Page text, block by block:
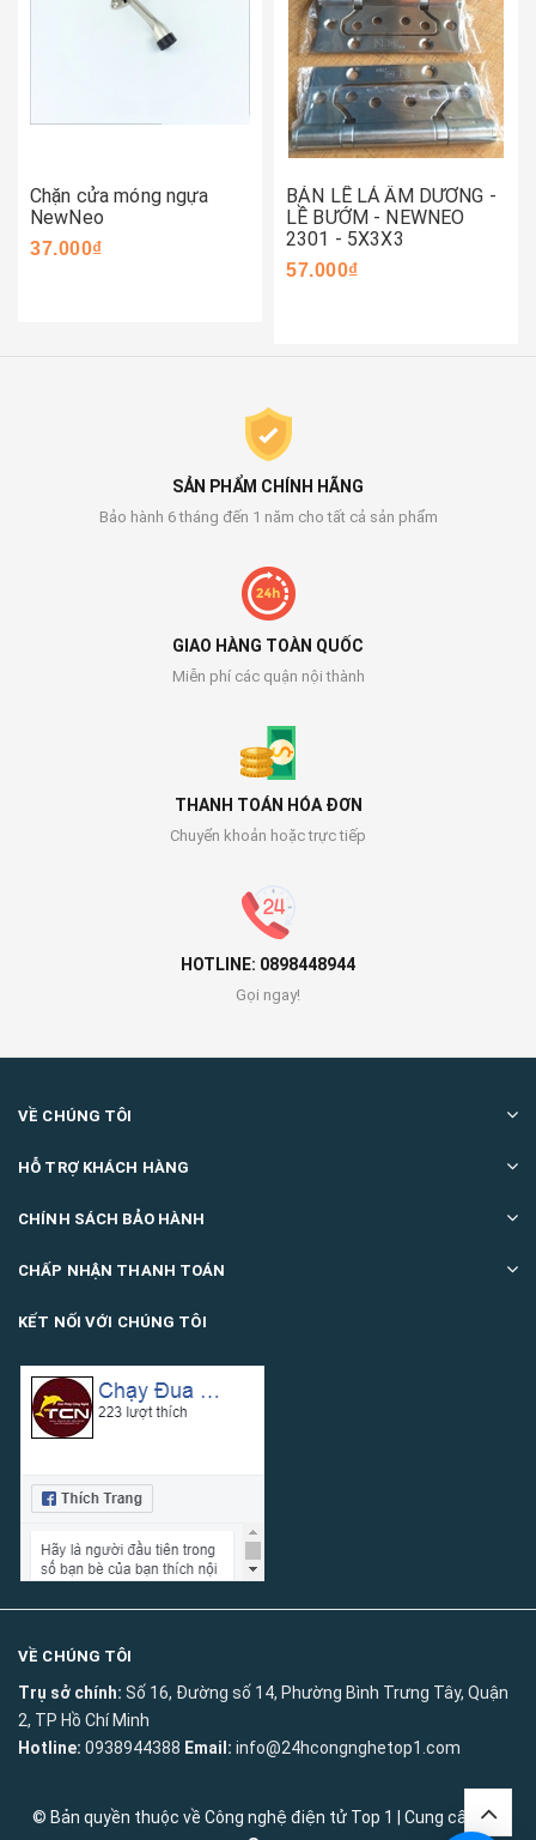
Chặn cửa móng ngựa
NewNeo
37.000₫
BẢN LỀ LÁ ÂM DƯƠNG -
LỀ BƯỚM - NEWNEO
2301 - 5X3X3
57.000₫
SẢN PHẨM CHÍNH HÃNG
Bảo hành 6 tháng đến 1 năm cho tất cả sản phẩm
GIAO HÀNG TOÀN QUỐC
Miễn phí các quận nội thành
THANH TOÁN HÓA ĐƠN
Chuyển khoản hoặc trực tiếp
HOTLINE: 0898448944
Gọi ngay!
VỀ CHÚNG TÔI
HỖ TRỢ KHÁCH HÀNG
CHÍNH SÁCH BẢO HÀNH
CHẤP NHẬN THANH TOÁN
KẾT NỐI VỚI CHÚNG TÔI
VỀ CHÚNG TÔI
Trụ sở chính: Số 16, Đường số 14, Phường Bình Trưng Tây, Quận
2, TP Hồ Chí Minh
Hotline: 0938944388 Email: info@24hcongnghetop1.com
© Bản quyền thuộc về Công nghệ điện tử Top 1
Cung cấp bởi